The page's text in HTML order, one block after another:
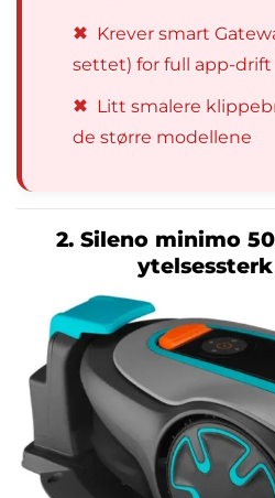
✖ Krever smart
settet) for full app-drift
✖ Litt smalere
de større modellene
2. Sileno minimo